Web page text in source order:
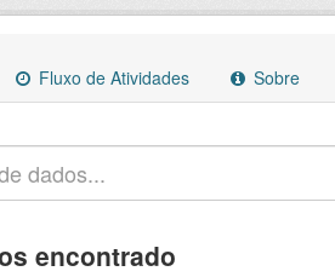
Fluxo de Atividades Sobre
encontrado